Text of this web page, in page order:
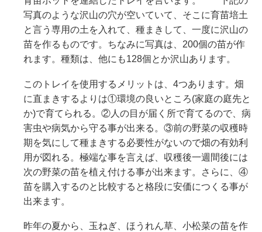
写真のような沢山の穴が空いていて、そこに育苗培土
と言う専用の土を入れて、種まきして、一度に沢山の
苗を作るものです。ちなみに写真は、200個の苗が作
れます。種類は、他にも128個とか沢山あります。
このトレイを使用するメリットは、4つあります。畑
に直まきするよりは①環境の良いところ(家庭の庭先と
か)で育てられる。②人の目が届く所で育てるので、病
害虫や病気から守る事が出来る。③前の野菜の収穫時
期を気にして種まきする必要性がないので畑の有効利
用が図れる。極端な事を言えば、収穫後一週間後には
次の野菜の苗を植え付ける事が出来ます。さらに、④
苗を購入するのと比較すると格段に安価につくる事が
出来ます。
昨年の夏から、玉ねぎ、ほうれん草、小松菜の苗を作